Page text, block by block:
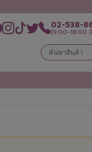
02-538-
(9:00-18:00